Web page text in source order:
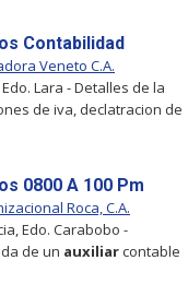
Contabilidad
Veneto C.A.
Lara - Detalles de la
de iva, declatracion de
0800 A 100 Pm
Roca, C.A.
Edo. Carabobo -
de un auxiliarcontable